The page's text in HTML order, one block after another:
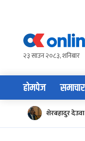
content२३ साउन २०८३, शनिबार
होमपेज समाचार
शेरबहादुर देउवा